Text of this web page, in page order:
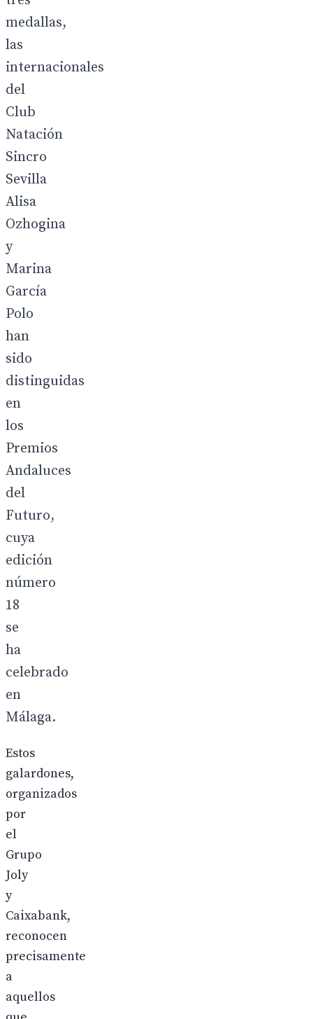
medallas,
las
internacionales
del
Club
Natación
Sincro
Sevilla
Alisa
Ozhogina
y
Marina
García
Polo
han
sido
distinguidas
en
los
Premios
Andaluces
del
Futuro,
cuya
edición
número
18
se
ha
celebrado
en
Málaga.
Estos
galardones,
organizados
por
el
Grupo
Joly
y
Caixabank,
reconocen
precisamente
a
aquellos